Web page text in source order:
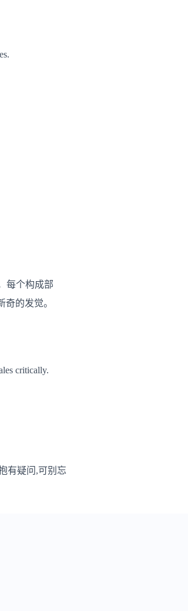
每个构成部
的发觉。
critically.
有疑问,可别忘